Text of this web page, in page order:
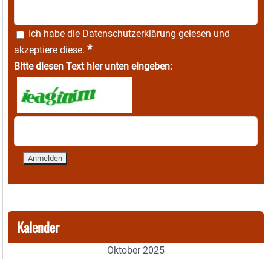
Ich habe die Datenschutzerklärung gelesen und
akzeptiere diese. *
Bitte diesen Text hier unten eingeben:
Kalender
Oktober 2025